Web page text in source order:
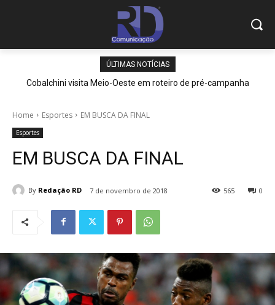
ÚLTIMAS NOTÍCIAS
Cobalchini visita Meio-Oeste em roteiro de pré-campanha
Home Esportes EM BUSCA DA FINAL
Esportes
EM BUSCA DA FINAL
By Redação RD 7 de novembro de 2018 0
565